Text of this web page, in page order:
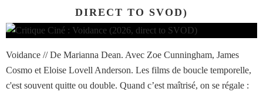
DIRECT TO SVOD)
Voidance // De Marianna Dean. Avec Zoe Cunningham, James
Cosmo et Eloise Lovell Anderson. Les films de boucle temporelle,
c'est souvent quitte ou double. Quand c’est maîtrisé, on se régale :